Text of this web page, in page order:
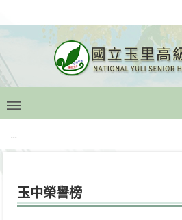
:::
玉中榮譽榜